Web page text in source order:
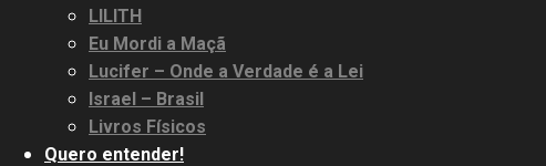
LILITH
Eu Mordi a Maçã
Lucifer – Onde a Verdade é a Lei
Israel – Brasil
Livros Físicos
Quero entender!